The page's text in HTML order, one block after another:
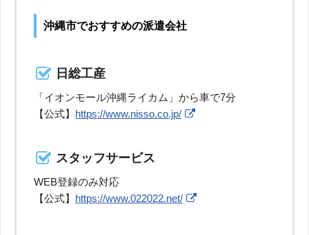
沖縄市でおすすめの派遣会社
日総工産
「イオンモール沖縄ライカム」から車で7分
【公式】 https://www.nisso.co.jp/
スタッフサービス
WEB登録のみ対応
【公式】 https://www.022022.net/